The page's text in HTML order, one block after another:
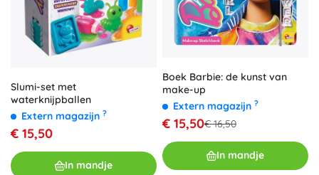
Slumi-set met
waterknijpballen
Extern magazijn ?
€ 15,50
In mandje
Boek Barbie: de kunst van
make-up
Extern magazijn ?
€ 15,50€ 16,50
In mandje